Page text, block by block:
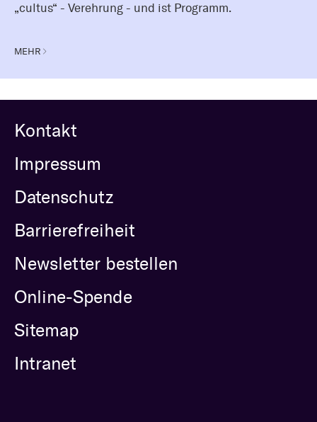
„cultus“ - Verehrung - und ist Programm.
MEHR
Kontakt
Impressum
Datenschutz
Barrierefreiheit
Newsletter bestellen
Online-Spende
Sitemap
Intranet